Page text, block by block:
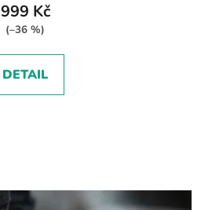
999 Kč
(–36 %)
DETAIL